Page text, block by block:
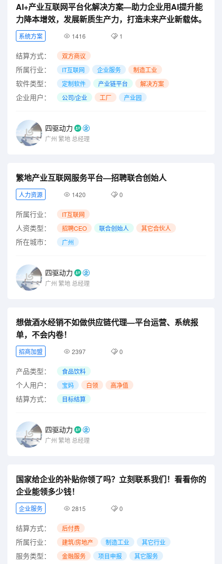
AI+产业互联网平台化解决方案—助力企业用AI提升能
力降本增效，发展新质生产力，打造未来产业新载体。
系统方案 1416 1
结算方式： 双方商议
所属行业： IT互联网 企业服务 制造工业
软件类型： 定制软件 产业链平台 解决方案
企业用户： 公司/企业 工厂 产业园
四驱动力
广州 繁地 总经理
繁地产业互联网服务平台—招聘联合创始人
人力资源 1420 0
所属行业： IT互联网
人资类型： 招聘CEO 联合创始人 其它合伙人
所在城市： 广州
四驱动力
广州 繁地 总经理
想做酒水经销不如做供应链代理—平台运营、系统报
单，不会内卷！
招商加盟 2397 0
产品类型： 食品饮料
个人用户： 宝妈 白领 高净值
结算方式： 目标结算
四驱动力
广州 繁地 总经理
国家给企业的补贴你领了吗？立刻联系我们！看看你的
企业能领多少钱！
企业服务 2815 0
结算方式： 后付费
所属行业： 建筑/房地产 制造工业 其它行业
服务类型： 金融服务 项目申报 其它服务